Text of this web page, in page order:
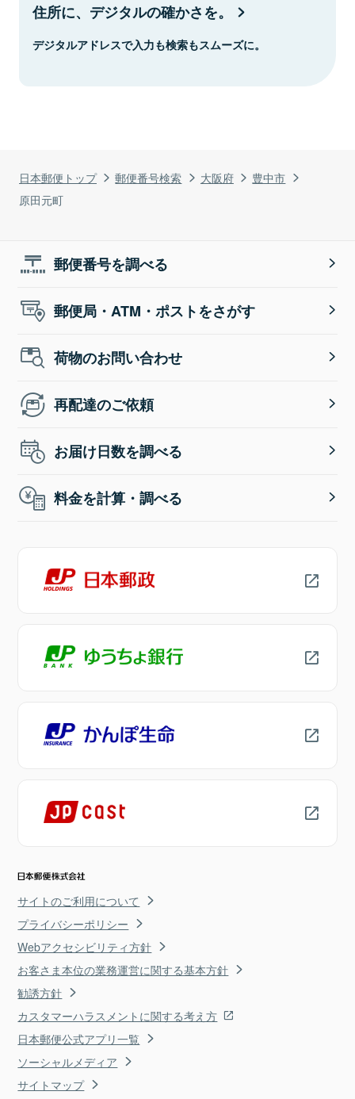
日本郵便トップ 郵便番号検索 大阪府
豊中市
原田元町
住所に、デジタルの確かさを。
デジタルアドレスで入力も検索もスムーズに。
郵便番号を調べる
郵便局・ATM・ポストをさがす
荷物のお問い合わせ
再配達のご依頼
お届け日数を調べる
料金を計算・調べる
サイトのご利用について
プライバシーポリシー
Webアクセシビリティ方針
お客さま本位の業務運営に関する基本方針
勧誘方針
カスタマーハラスメントに関する考え方
日本郵便公式アプリ一覧
ソーシャルメディア
サイトマップ